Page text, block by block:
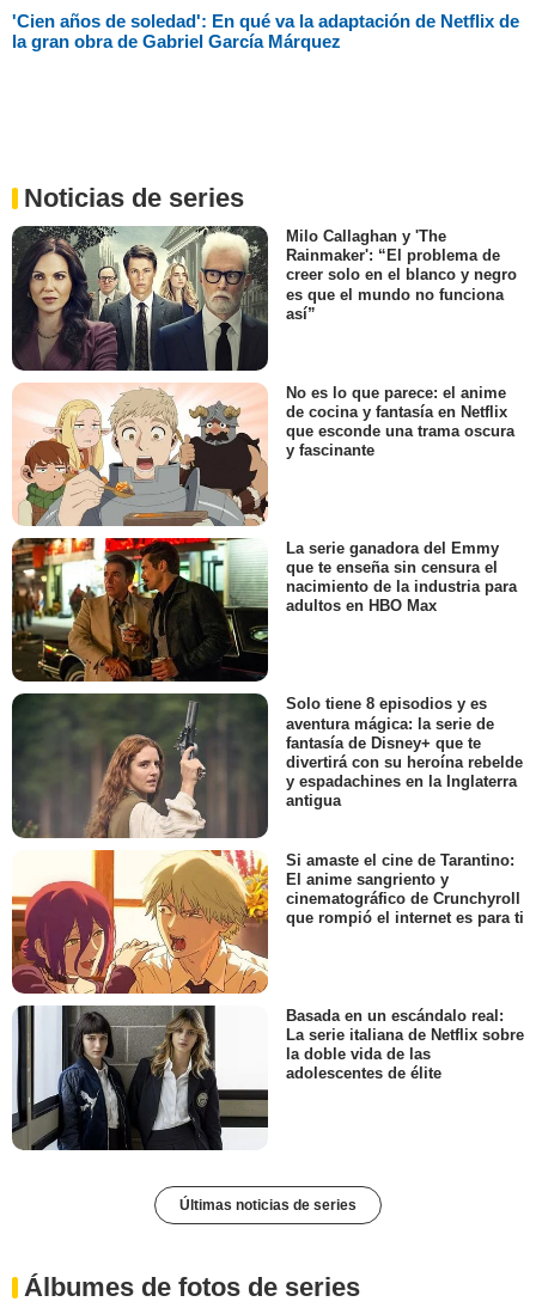
'Cien años de soledad': En qué va la adaptación de Netflix de
la gran obra de Gabriel García Márquez
Noticias de series
Milo Callaghan y 'The
Rainmaker': “El problema de
creer solo en el blanco y negro
es que el mundo no funciona
así”
No es lo que parece: el anime
de cocina y fantasía en Netflix
que esconde una trama oscura
y fascinante
La serie ganadora del Emmy
que te enseña sin censura el
nacimiento de la industria para
adultos en HBO Max
Solo tiene 8 episodios y es
aventura mágica: la serie de
fantasía de Disney+ que te
divertirá con su heroína rebelde
y espadachines en la Inglaterra
antigua
Si amaste el cine de Tarantino:
El anime sangriento y
cinematográfico de Crunchyroll
que rompió el internet es para ti
Basada en un escándalo real:
La serie italiana de Netflix sobre
la doble vida de las
adolescentes de élite
Últimas noticias de series
Álbumes de fotos de series